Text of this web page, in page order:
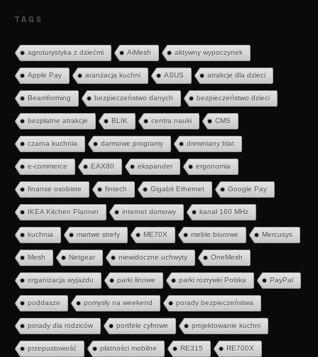
TAGS
agroturystyka z dziećmi AiMesh aktywny wypoczynek
Apple Pay aranżacja kuchni ASUS atrakcje dla dzieci
Beamforming bezpieczeństwo danych bezpieczeństwo dzieci
bezpłatne atrakcje BLIK centra nauki CMS
czarna kuchnia darmowe programy drewniany blat
e-commerce EAX80 ekspander ergonomia
finanse osobiste fintech Gigabit Ethernet Google Pay
IKEA Kitchen Planner internet domowy kanał 160 MHz
kuchnia martwe strefy ME70X meble biurowe Mercusys
Mesh Netgear niewidoczne uchwyty OneMesh
organizacja wyjazdu parki linowe parki rozrywki Polska PayPal
poddasze pomysły na weekend porady bezpieczeństwa
porady dla rodziców portfele cyfrowe projektowanie kuchni
przepustowość płatności mobilne RE315 RE700X